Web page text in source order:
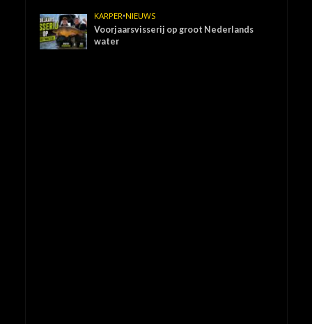
KARPER•NIEUWS
Voorjaarsvisserij op groot Nederlands
water